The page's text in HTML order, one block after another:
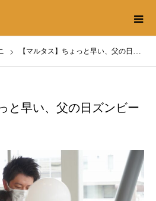
【マルタス】ちょっと早い、父の日ズンビーニ
と早い、父の日ズンビー